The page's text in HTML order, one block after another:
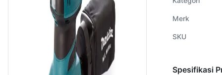
Merk
SKU
Spesifikasi